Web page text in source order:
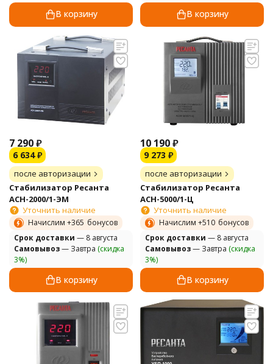
В корзину В корзину
7 290₽
6 634 ₽
после авторизации
Стабилизатор Ресанта
АСН-2000/1-ЭМ
Уточнить наличие
Начислим +365 бонусов
Cрок доставки — 8 августа
Самовывоз— Завтра (скидка
3%)
В корзину
10 190₽
9 273 ₽
после авторизации
Стабилизатор Ресанта
АСН-5000/1-Ц
Уточнить наличие
Начислим +510 бонусов
Cрок доставки — 8 августа
Самовывоз— Завтра (скидка
3%)
В корзину